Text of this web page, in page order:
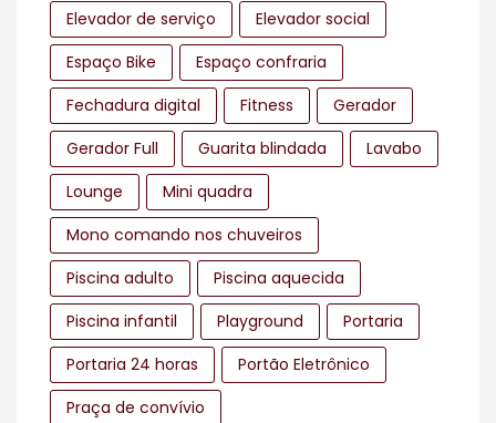
Elevador de serviço
Elevador social
Espaço Bike
Espaço confraria
Fechadura digital
Fitness
Gerador
Gerador Full
Guarita blindada
Lavabo
Lounge
Mini quadra
Mono comando nos chuveiros
Piscina adulto
Piscina aquecida
Piscina infantil
Playground
Portaria
Portaria 24 horas
Portão Eletrônico
Praça de convívio